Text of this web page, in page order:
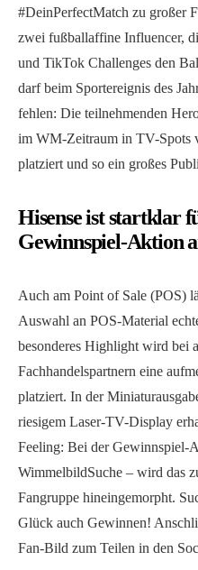
#DeinPerfectMatch zu großer
zwei fußballaffine Influencer,
und TikTok Challenges den
darf beim Sportereignis des
fehlen: Die teilnehmenden
im WM-Zeitraum in TV-Spots
platziert und so ein großes
Hisense ist startklar
Gewinnspiel-Aktion
Auch am Point of Sale (POS)
Auswahl an POS-Material
besonderes Highlight wird bei
Fachhandelspartnern eine
platziert. In der
riesigem Laser-TV-Display
Feeling: Bei der Gewinnspiel-
WimmelbildSuche – wird das
Fangruppe hineingemorpht.
Glück auch Gewinnen!
Fan-Bild zum Teilen in den